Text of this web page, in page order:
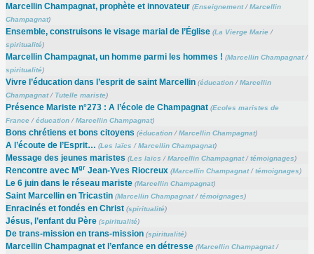
Marcellin Champagnat, prophète et innovateur (Enseignement/Marcellin
Champagnat)
Ensemble, construisons le visage marial de l’Église (La Vierge Marie/
spiritualité)
Marcellin Champagnat, un homme parmi les hommes ! (Marcellin Champagnat/
spiritualité)
Vivre l’éducation dans l’esprit de saint Marcellin (éducation/Marcellin
Champagnat/ Tutelle mariste)
Présence Mariste n°273 : A l’école de Champagnat (Ecoles maristes de
France/éducation/Marcellin Champagnat)
Bons chrétiens et bons citoyens (éducation/Marcellin Champagnat)
A l’écoute de l’Esprit… (Les laïcs /Marcellin Champagnat)
Message des jeunes maristes (Les laïcs /Marcellin Champagnat/témoignages)
Rencontre avec Mgr Jean-Yves Riocreux (Marcellin Champagnat/témoignages)
Le 6 juin dans le réseau mariste (Marcellin Champagnat)
Saint Marcellin en Tricastin (Marcellin Champagnat/témoignages)
Enracinés et fondés en Christ (spiritualité)
Jésus, l’enfant du Père (spiritualité)
De trans-mission en trans-mission (spiritualité)
Marcellin Champagnat et l’enfance en détresse (Marcellin Champagnat/